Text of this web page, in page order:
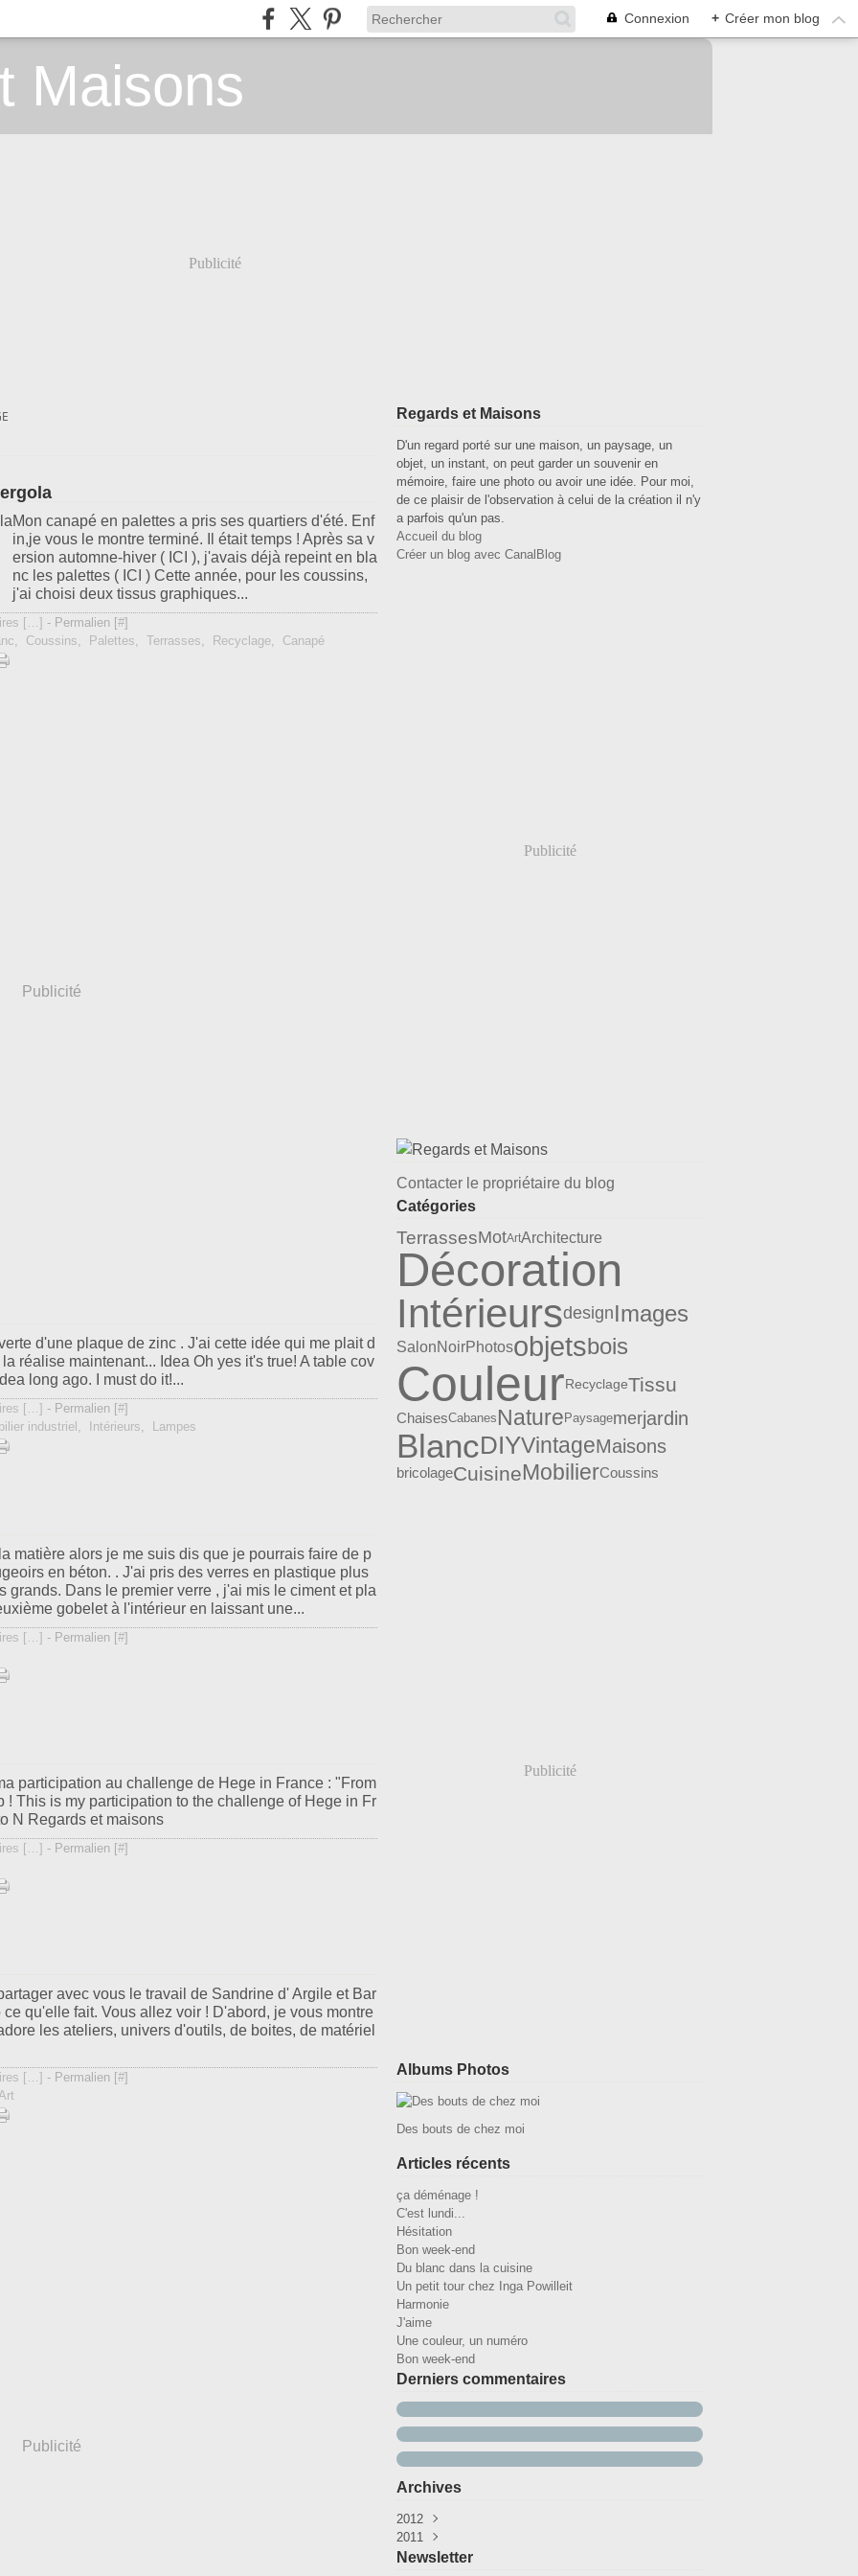
Connexion + Créer mon blog
Maisons
Publicité
Mon canapé en palettes a pris ses quartiers d'été. Enf
in,je vous le montre terminé. Il était temps ! Après sa v
ersion automne-hiver ( ICI ), j'avais déjà repeint en bla
nc les palettes ( ICI ) Cette année, pour les coussins,
j'ai choisi deux tissus graphiques...
[ …] - Permalien [#]
, Coussins, Palettes, Terrasses, Recyclage, Canapé
Publicité
d'une plaque de zinc . J'ai cette idée qui me plait d
réalise maintenant... Idea Oh yes it's true! A table cov
long ago. I must do it!...
[ …] - Permalien [#]
industriel , Intérieurs, Lampes
matière alors je me suis dis que je pourrais faire de p
en béton. . J'ai pris des verres en plastique plus
grands. Dans le premier verre , j'ai mis le ciment et pla
gobelet à l'intérieur en laissant une...
[ …] - Permalien [#]
participation au challenge de Hege in France : "From
! This is my participation to the challenge of Hege in Fr
N Regards et maisons
[ …] - Permalien [#]
avec vous le travail de Sandrine d' Argile et Bar
qu'elle fait. Vous allez voir ! D'abord, je vous montre
les ateliers, univers d'outils, de boites, de matériel
[ …] - Permalien [#]
Publicité
Regards et Maisons
D'un regard porté sur une maison, un paysage, un
objet, un instant, on peut garder un souvenir en
mémoire, faire une photo ou avoir une idée. Pour moi,
de ce plaisir de l'observation à celui de la création il n'y
a parfois qu'un pas.
Accueil du blog
Créer un blog avec CanalBlog
Publicité
Contacter le propriétaire du blog
Catégories
TerrassesMotArtArchitecture
Décoration
IntérieursdesignImages
SalonNoirPhotosobjetsbois
CouleurRecyclageTissu
ChaisesCabanes Nature Paysagemerjardin
BlancDIYVintageMaisons
bricolageCuisineMobilierCoussins
Publicité
Albums Photos
Des bouts de chez moi
Articles récents
ça déménage !
C'est lundi...
Hésitation
Bon week-end
Du blanc dans la cuisine
Un petit tour chez Inga Powilleit
Harmonie
J'aime
Une couleur, un numéro
Bon week-end
Derniers commentaires
Archives
2012
Août
Juillet(32)
2011
Décembre(29)
Newsletter